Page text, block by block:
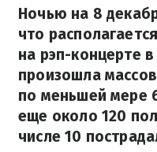
Ночью на 8
что
на рэп-концерте
произошла
по меньшей мере
еще около 120
числе 10